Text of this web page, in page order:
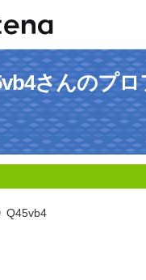
さんのプ
Q45vb4